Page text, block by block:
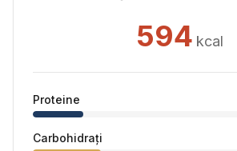
594 kcal
Proteine
Carbohidrați